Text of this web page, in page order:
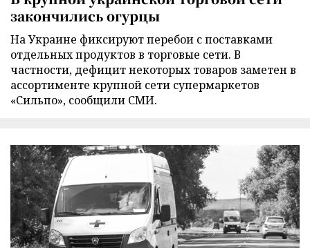
закончились огурцы
На Украине фиксируют перебои с поставками
отдельных продуктов в торговые сети. В
частности, дефицит некоторых товаров заметен в
ассортименте крупной сети супермаркетов
«Сильпо», сообщили СМИ.